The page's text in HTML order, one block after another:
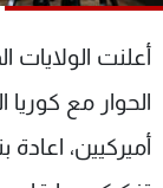
أعلنت الولايات
الحوار مع
أميركيين،
جدول البرامج
شاهد البرامج
عن MTV
الإنـتـاج